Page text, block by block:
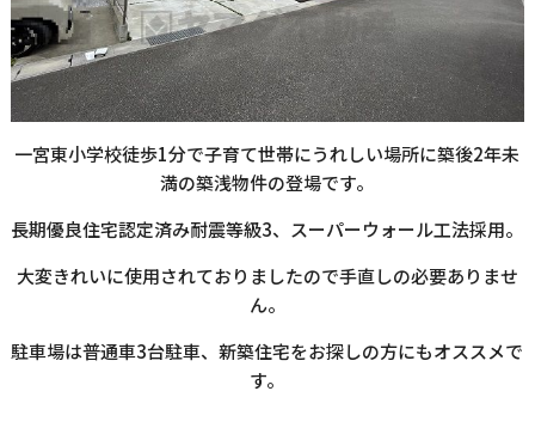
一宮東小学校徒歩1分で子育て世帯にうれしい場所に築後2年未
満の築浅物件の登場です。
長期優良住宅認定済み耐震等級3、スーパーウォール工法採用。
大変きれいに使用されておりましたので手直しの必要ありませ
ん。
駐車場は普通車3台駐車、新築住宅をお探しの方にもオススメで
す。